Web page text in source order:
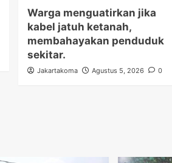
Warga menguatirkan jika
kabel jatuh ketanah,
membahayakan penduduk
sekitar.
Jakartakoma Agustus 5, 2026 0